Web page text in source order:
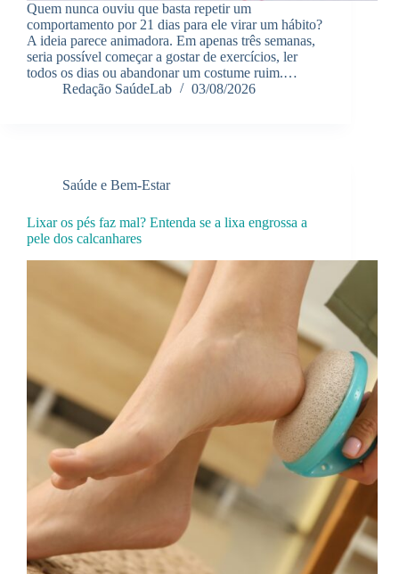
Quem nunca ouviu que basta repetir um
comportamento por 21 dias para ele virar um hábito?
A ideia parece animadora. Em apenas três semanas,
seria possível começar a gostar de exercícios, ler
todos os dias ou abandonar um costume ruim.…
Redação SaúdeLab
03/08/2026
Saúde e Bem-Estar
Lixar os pés faz mal? Entenda se a lixa engrossa a
pele dos calcanhares